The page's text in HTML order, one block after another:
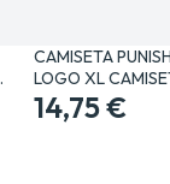
CAMISETA
LOGO XL
MANGA /…
14,75 €